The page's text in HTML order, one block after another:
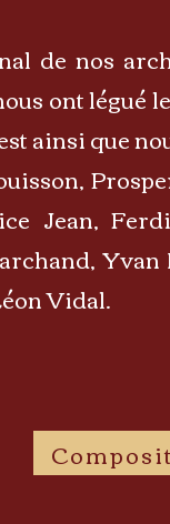
de nos
ont légué
ainsi que
Jean,
Vidal.